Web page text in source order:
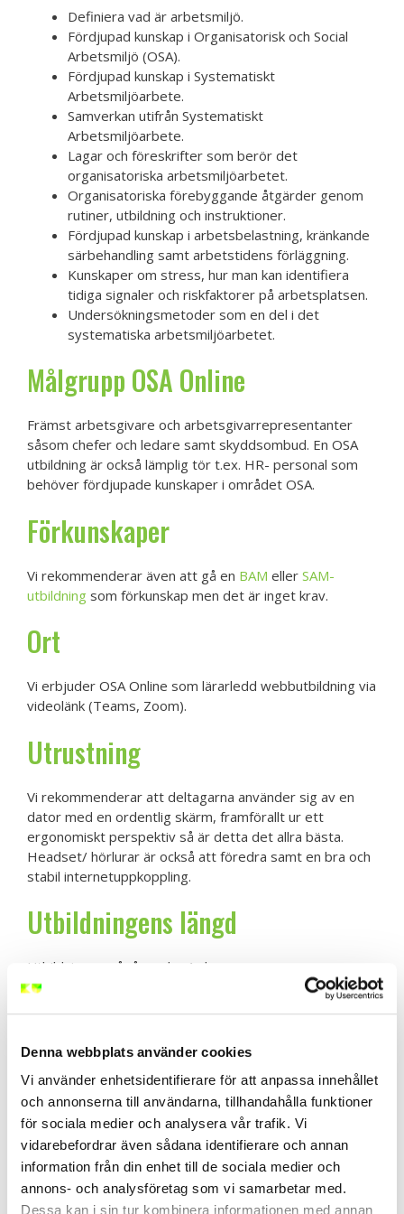
Denna webbplats använder cookies
Vi använder enhetsidentifierare för att anpassa innehållet
och annonserna till användarna, tillhandahålla funktioner
för sociala medier och analysera vår trafik. Vi
vidarebefordrar även sådana identifierare och annan
information från din enhet till de sociala medier och
annons- och analysföretag som vi samarbetar med.
Dessa kan i sin tur kombinera informationen med annan
Definiera vad är arbetsmiljö.
Fördjupad kunskap i Organisatorisk och Social
Arbetsmiljö (OSA).
Fördjupad kunskap i Systematiskt
Arbetsmiljöarbete.
Samverkan utifrån Systematiskt
Arbetsmiljöarbete.
Lagar och föreskrifter som berör det
organisatoriska arbetsmiljöarbetet.
Organisatoriska förebyggande åtgärder genom
rutiner, utbildning och instruktioner.
Fördjupad kunskap i arbetsbelastning, kränkande
särbehandling samt arbetstidens förläggning.
Kunskaper om stress, hur man kan identifiera
tidiga signaler och riskfaktorer på arbetsplatsen.
Undersökningsmetoder som en del i det
systematiska arbetsmiljöarbetet.
Målgrupp OSA Online
Främst arbetsgivare och arbetsgivarrepresentanter
såsom chefer och ledare samt skyddsombud. En OSA
utbildning är också lämplig tör t.ex. HR- personal som
behöver fördjupade kunskaper i området OSA.
Förkunskaper
Vi rekommenderar även att gå en BAM eller SAM-
utbildning som förkunskap men det är inget krav.
Ort
Vi erbjuder OSA Online som lärarledd webbutbildning via
videolänk (Teams, Zoom).
Utrustning
Vi rekommenderar att deltagarna använder sig av en
dator med en ordentlig skärm, framförallt ur ett
ergonomiskt perspektiv så är detta det allra bästa.
Headset/ hörlurar är också att föredra samt en bra och
stabil internetuppkoppling.
Utbildningens längd
Utbildningen pågår under 1 dag.
Uppdaterat innehåll
Utbildningen är uppdaterat utifrånArbetsmiljöverkets
nya regelstruktur som börjar gälla från och med 2025.
I priset för OSA Online ingår
Kursmaterial (digitalt) samt kursintyg efter genomförd
godkänd utbildning